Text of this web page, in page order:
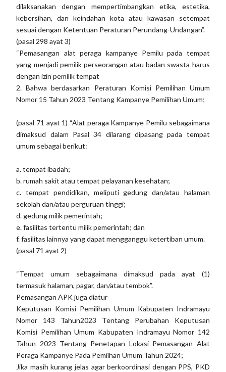
dilaksanakan dengan mempertimbangkan etika, estetika,
kebersihan, dan keindahan kota atau kawasan setempat
sesuai dengan Ketentuan Peraturan Perundang-Undangan”.
(pasal 298 ayat 3)
“Pemasangan alat peraga kampanye Pemilu pada tempat
yang menjadi pemilik perseorangan atau badan swasta harus
dengan izin pemilik tempat
2. Bahwa berdasarkan Peraturan Komisi Pemilihan Umum
Nomor 15 Tahun 2023 Tentang Kampanye Pemilihan Umum;
(pasal 71 ayat 1) “Alat peraga Kampanye Pemilu sebagaimana
dimaksud dalam Pasal 34 dilarang dipasang pada tempat
umum sebagai berikut:
a. tempat ibadah;
b. rumah sakit atau tempat pelayanan kesehatan;
c. tempat pendidikan, meliputi gedung dan/atau halaman
sekolah dan/atau perguruan tinggi;
d. gedung milik pemerintah;
e. fasilitas tertentu milik pemerintah; dan
f. fasilitas lainnya yang dapat mengganggu ketertiban umum.
(pasal 71 ayat 2)
“Tempat umum sebagaimana dimaksud pada ayat (1)
termasuk halaman, pagar, dan/atau tembok”.
Pemasangan APK juga diatur
Keputusan Komisi Pemilihan Umum Kabupaten Indramayu
Nomor 143 Tahun2023 Tentang Perubahan Keputusan
Komisi Pemilihan Umum Kabupaten Indramayu Nomor 142
Tahun 2023 Tentang Penetapan Lokasi Pemasangan Alat
Peraga Kampanye Pada Pemilhan Umum Tahun 2024;
Jika masih kurang jelas agar berkoordinasi dengan PPS, PKD